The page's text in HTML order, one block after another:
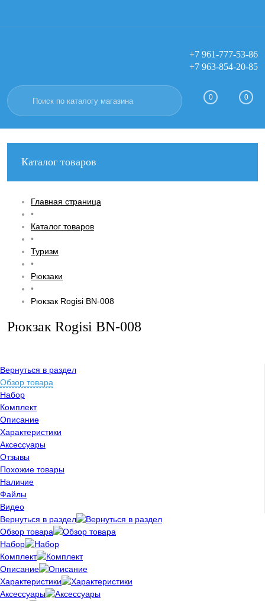
Вход Регистрация
+7 961-777-53-86
+7 963-854-20-85
0 0
Каталог товаров
Главная страница
•
Каталог товаров
•
Туризм
•
Рюкзаки
•
Рюкзак Rogisi BN-008
Рюкзак Rogisi BN-008
Вернуться в раздел
Обзор товара
Набор
Комплект
Описание
Характеристики
Аксессуары
Отзывы
Похожие товары
Наличие
Файлы
Видео
Вернуться в раздел
Обзор товара
Набор
Комплект
Описание
Характеристики
Аксессуары